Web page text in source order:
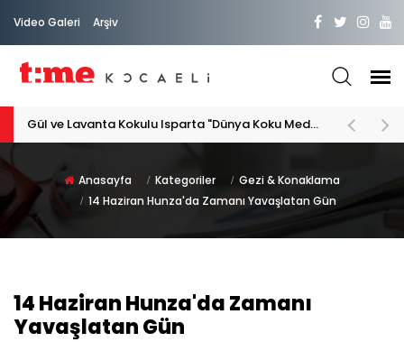
Video Galeri Arşiv
PATİLİ DOSTA HAYATIMIZA "HOŞ GELDİN" DİYORSAK
Anasayfa Kategoriler
Gezi & Konaklama
14 Haziran Hunza'da Zamanı Yavaşlatan Gün
14 Haziran Hunza'da Zamanı
Yavaşlatan Gün